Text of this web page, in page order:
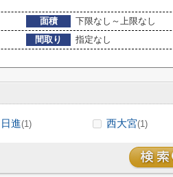
面積 下限なし～上限なし
間取り
指定なし
日進(1) 西大宮(1)